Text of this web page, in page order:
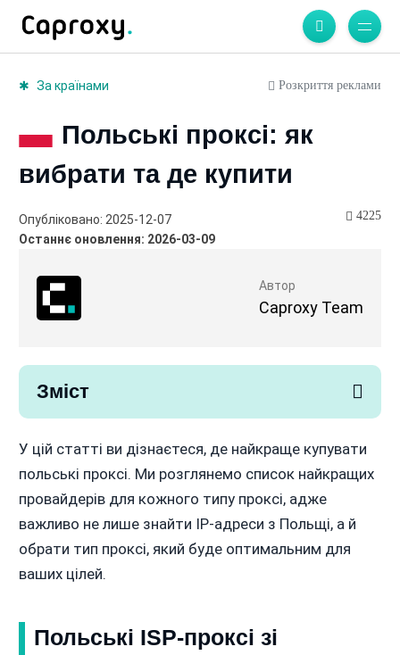
За країнами Розкриття реклами
Польські проксі: як
вибрати та де купити
Автор
Caproxy Team
Опубліковано: 2025-12-07
Останнє оновлення: 2026-03-09
4225
Зміст
У цій статті ви дізнаєтеся, де найкраще купувати
польські проксі. Ми розглянемо список найкращих
провайдерів для кожного типу проксі, адже
важливо не лише знайти IP-адреси з Польщі, а й
обрати тип проксі, який буде оптимальним для
ваших цілей.
Польські ISP-проксі зі